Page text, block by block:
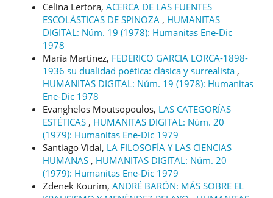
Celina Lertora, ACERCA DE LAS FUENTES
ESCOLÁSTICAS DE SPINOZA , HUMANITAS
DIGITAL: Núm. 19 (1978): Humanitas Ene-Dic
1978
María Martínez, FEDERICO GARCIA LORCA-1898-
1936 su dualidad poética: clásica y surrealista ,
HUMANITAS DIGITAL: Núm. 19 (1978): Humanitas
Ene-Dic 1978
Evanghelos Moutsopoulos, LAS CATEGORÍAS
ESTÉTICAS , HUMANITAS DIGITAL: Núm. 20
(1979): Humanitas Ene-Dic 1979
Santiago Vidal, LA FILOSOFÍA Y LAS CIENCIAS
HUMANAS , HUMANITAS DIGITAL: Núm. 20
(1979): Humanitas Ene-Dic 1979
Zdenek Kourím, ANDRÉ BARÓN: MÁS SOBRE EL